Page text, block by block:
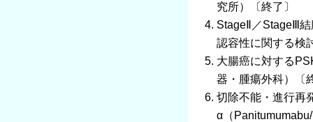
究所）〔終了〕
StageⅡ／StageⅢ
認容性に関する検
大腸癌に対する
器・腫瘍外科）〔
切除不能・進行再
α（